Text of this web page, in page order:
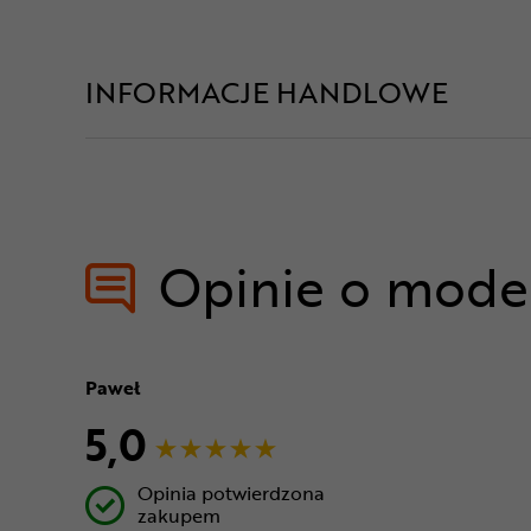
INFORMACJE HANDLOWE
Opinie o
Paweł
5,0
Opinia potwierdzona
zakupem